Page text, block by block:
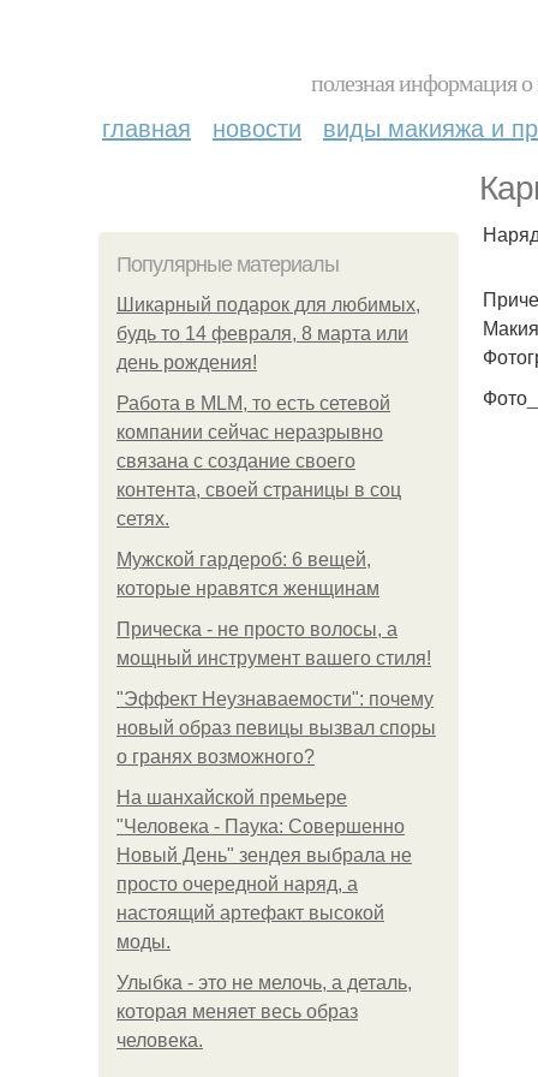
полезная информация
главная новости виды макияжа и
Популярные материалы
Шикарный подарок для любимых,
будь то 14 февраля, 8 марта или
день рождения!
Работа в MLM, то есть сетевой
компании сейчас неразрывно
связана с создание своего
контента, своей страницы в соц
сетях.
Мужской гардероб: 6 вещей,
которые нравятся женщинам
Прическа - не просто волосы, а
мощный инструмент вашего стиля!
"Эффект Неузнаваемости": почему
новый образ певицы вызвал споры
о гранях возможного?
На шанхайской премьере
"Человека - Паука: Совершенно
Новый День" зендея выбрала не
просто очередной наряд, а
настоящий артефакт высокой
моды.
Улыбка - это не мелочь, а деталь,
которая меняет весь образ
человека.